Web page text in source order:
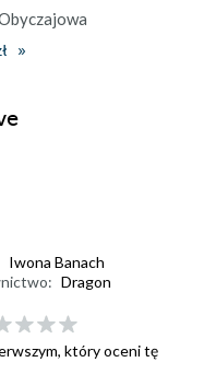
Iwona Banach
Dragon
który oceni tę